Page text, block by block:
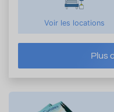
Voir les locations
Plus